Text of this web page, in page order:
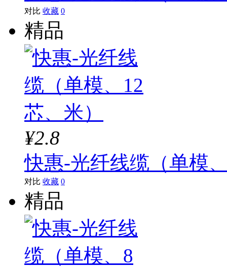
对比 收藏 0
精品
¥2.8
快惠-光纤线缆（单模
对比 收藏 0
精品